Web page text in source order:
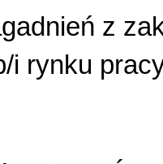
z
i rynku